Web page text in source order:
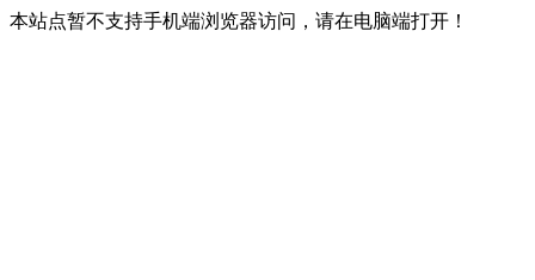
本站点暂不支持手机端浏览器访问，请在电脑端打开！